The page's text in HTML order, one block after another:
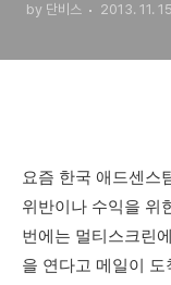
세미나 소식
by 단비스 2013. 11.
요즘 한국 애드센스
위반이나 수익을 위
번에는 멀티스크린
을 연다고 메일이 도